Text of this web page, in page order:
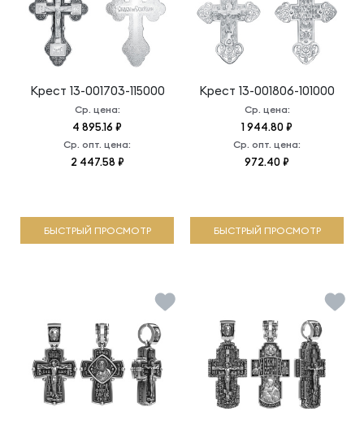
Крест 13-001703-115000
Ср. цена:
4 895.16 ₽
Ср. опт. цена:
2 447.58 ₽
БЫСТРЫЙ ПРОСМОТР
Крест 13-001806-101000
Ср. цена:
1 944.80 ₽
Ср. опт. цена:
972.40 ₽
БЫСТРЫЙ ПРОСМОТР